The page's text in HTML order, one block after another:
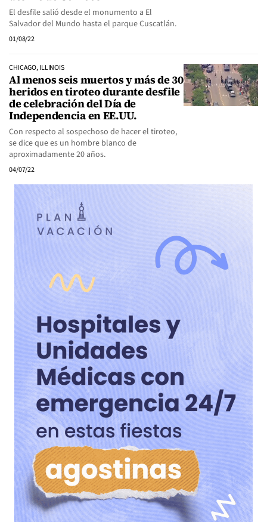
El desfile salió desde el monumento a El
Salvador del Mundo hasta el parque Cuscatlán.
01/08/22
CHICAGO, ILLINOIS
Al menos seis muertos y más de 30
heridos en tiroteo durante desfile
de celebración del Día de
Independencia en EE.UU.
Con respecto al sospechoso de hacer el tiroteo,
se dice que es un hombre blanco de
aproximadamente 20 años.
04/07/22